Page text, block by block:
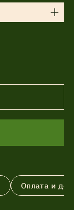
Оплата и